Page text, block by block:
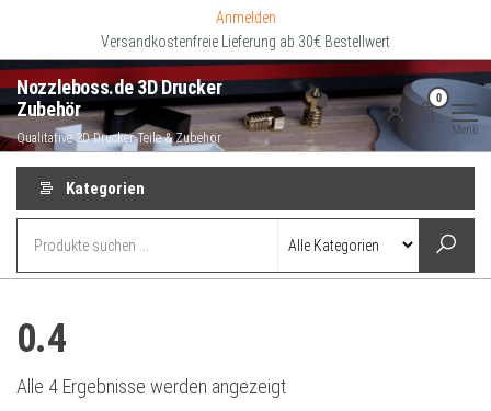
springen
Anmelden
Versandkostenfreie Lieferung ab 30€ Bestellwert
Nozzleboss.de 3D Drucker
Zubehör
Qualitative 3D Drucker Teile & Zubehör
0
Menü
Kategorien
0.4
Alle 4 Ergebnisse werden angezeigt